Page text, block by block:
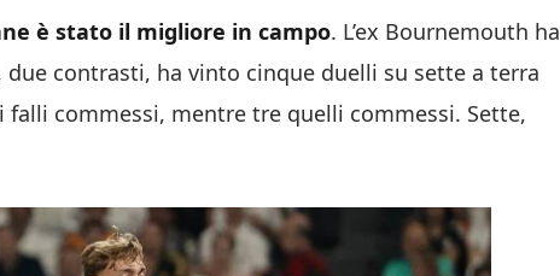
è stato il migliore in campo. L’ex Bournemouth ha
contrasti, ha vinto cinque duelli su sette a terra
commessi, mentre tre quelli commessi. Sette,